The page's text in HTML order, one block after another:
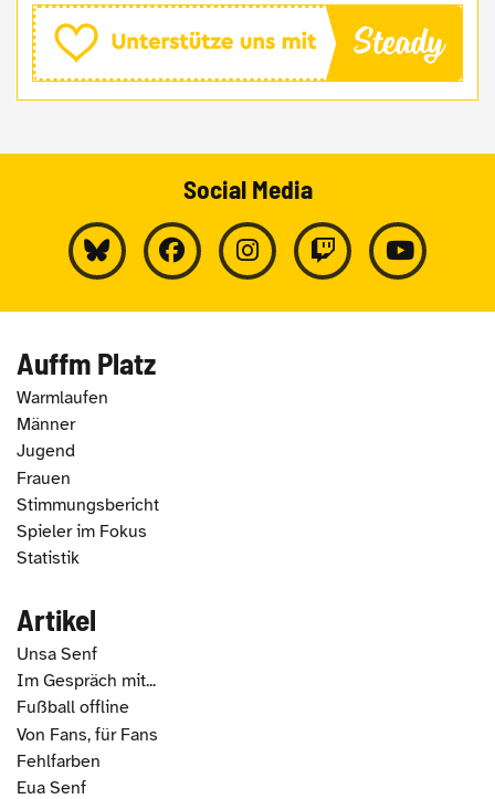
Social Media
Auffm Platz
Warmlaufen
Männer
Jugend
Frauen
Stimmungsbericht
Spieler im Fokus
Statistik
Artikel
Unsa Senf
Im Gespräch mit...
Fußball offline
Von Fans, für Fans
Fehlfarben
Eua Senf